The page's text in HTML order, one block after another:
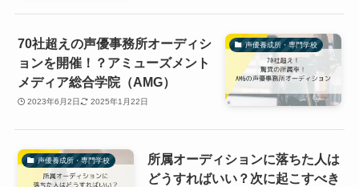
声優養成所・専門学校
70社超えの声優事務所オーディシ
ョンを開催！？アミューズメント
メディア総合学院（AMG）
2023年6月2日 2025年1月22日
声優養成所・専門学校
所属オーディションに落ちた人は
どうすればいい？次に起こすべき